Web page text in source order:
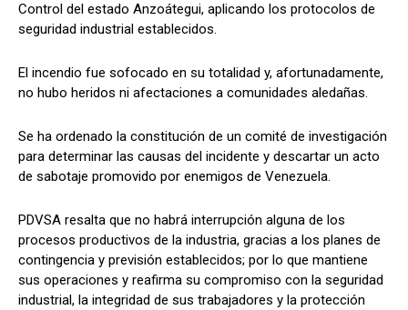
Control del estado Anzoátegui, aplicando los protocolos de
seguridad industrial establecidos.
El incendio fue sofocado en su totalidad y, afortunadamente,
no hubo heridos ni afectaciones a comunidades aledañas.
Se ha ordenado la constitución de un comité de investigación
para determinar las causas del incidente y descartar un acto
de sabotaje promovido por enemigos de Venezuela.
PDVSA resalta que no habrá interrupción alguna de los
procesos productivos de la industria, gracias a los planes de
contingencia y previsión establecidos; por lo que mantiene
sus operaciones y reafirma su compromiso con la seguridad
industrial, la integridad de sus trabajadores y la protección